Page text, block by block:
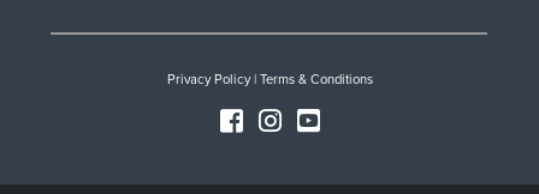
Privacy Policy| Terms & Conditions